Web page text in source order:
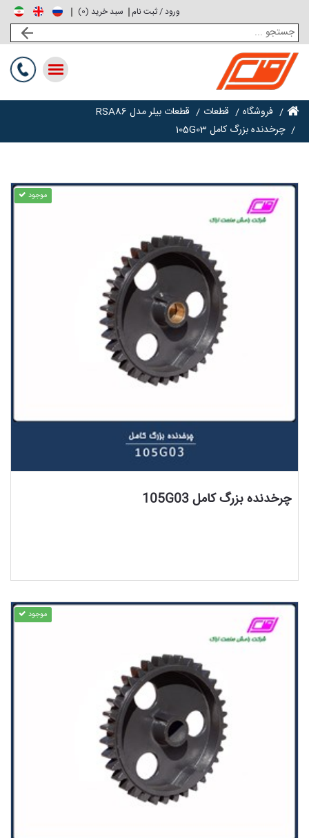
سبد خرید (0
) ورود / ثبت نام
Toggle
navigation
فروشگاه
قطعات
قطعات بیلر مدل RSA86
چرخدنده بزرگ کامل 105G03
چرخدنده بزرگ کامل 105G03
موجود
موجود